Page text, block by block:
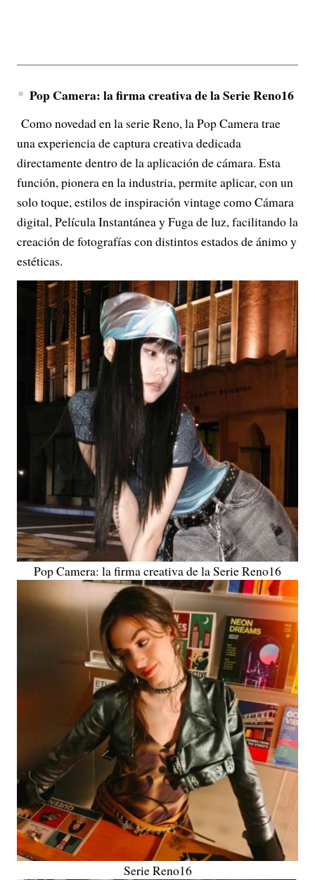
Pop Camera: la firma creativa de la Serie Reno16
Como novedad en la serie Reno, la Pop Camera trae
una experiencia de captura creativa dedicada
directamente dentro de la aplicación de cámara. Esta
función, pionera en la industria, permite aplicar, con un
solo toque, estilos de inspiración vintage como Cámara
digital, Película Instantánea y Fuga de luz, facilitando la
creación de fotografías con distintos estados de ánimo y
estéticas.
Pop Camera: la firma creativa de la Serie Reno16
Serie Reno16